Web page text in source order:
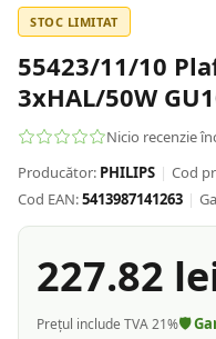
STOC LIMITAT
55423/11/10
3xHAL/50W
Nicio recenzie
Producător: PHILIPS | Cod
Cod EAN:5413987141263 |
227.82
Prețul include TVA 21%🛡️